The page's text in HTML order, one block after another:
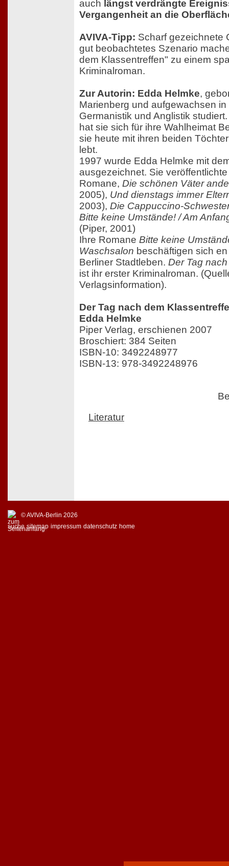
auch längst verdrängte
Vergangenheit an die
AVIVA-Tipp: Scharf gezeichnete
gut beobachtetes Szenario
dem Klassentreffen" zu einem
Kriminalroman.
Zur Autorin: Edda Helmke,
Marienberg und aufgewachsen
Germanistik und Anglistik
hat sie sich für ihre Wahlheimat
sie heute mit ihren beiden
lebt.
1997 wurde Edda Helmke mit
ausgezeichnet. Sie
Romane, Die schönen Väter
2005), Und dienstags immer
2003), Die Cappuccino-
Bitte keine Umstände! / Am
(Piper, 2001)
Ihre Romane Bitte keine
Waschsalon beschäftigen sich
Berliner Stadtleben. Der Tag
ist ihr erster Kriminalroman.
Verlagsinformation).
Der Tag nach dem
Edda Helmke
Piper Verlag, erschienen 2007
Broschiert: 384 Seiten
ISBN-10: 3492248977
ISBN-13: 978-3492248976
Literatur
© AVIVA-Berlin 2026
suche sitemap impressum datenschutz home